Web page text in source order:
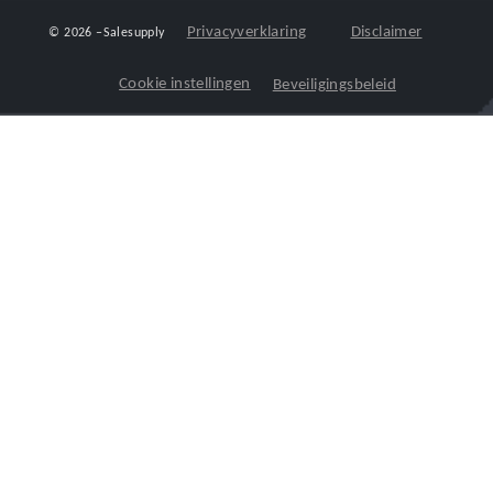
© 2026 –Salesupply Privacyverklaring Disclaimer
Cookie instellingen Beveiligingsbeleid